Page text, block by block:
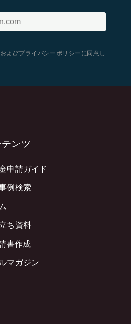
およびプライバシーポリシー に同意し
テンツ
申請ガイド
例検索
ち資料
書作成
マガジン